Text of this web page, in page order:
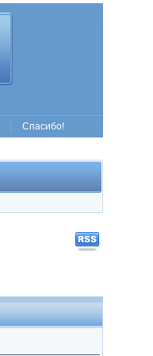
Спасибо!